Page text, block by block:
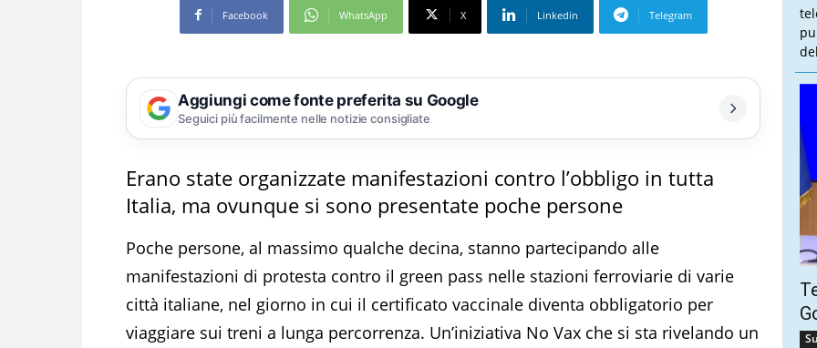
Facebook WhatsApp X Linkedin Telegram
Aggiungi come fonte preferita su Google
Seguici più facilmente nelle notizie consigliate
Erano state organizzate manifestazioni contro l’obbligo in tutta
Italia, ma ovunque si sono presentate poche persone
Poche persone, al massimo qualche decina, stanno partecipando alle
manifestazioni di protesta contro il green pass nelle stazioni ferroviarie di varie
città italiane, nel giorno in cui il certificato vaccinale diventa obbligatorio per
viaggiare sui treni a lunga percorrenza. Un’iniziativa No Vax che si sta rivelando un